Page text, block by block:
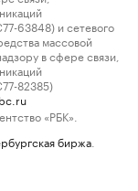
63848) и сетевого
массовой
в сфере связи,
82385)
«РБК».
биржа